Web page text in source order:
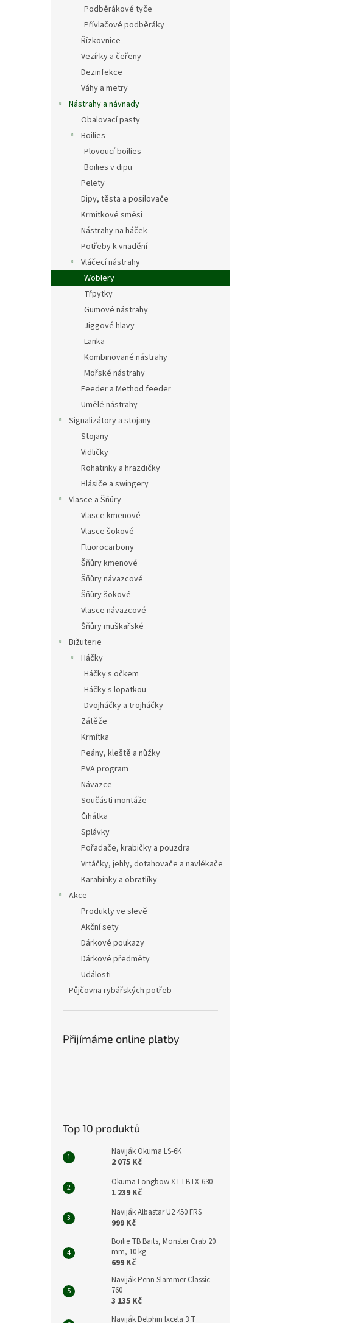
Podběrákové tyče
Přívlačové podběráky
Řízkovnice
Vezírky a čeřeny
Dezinfekce
Váhy a metry
Nástrahy a návnady
Obalovací pasty
Boilies
Plovoucí boilies
Boilies v dipu
Pelety
Dipy, těsta a posilovače
Krmítkové směsi
Nástrahy na háček
Potřeby k vnadění
Vláčecí nástrahy
Woblery
Třpytky
Gumové nástrahy
Jiggové hlavy
Lanka
Kombinované nástrahy
Mořské nástrahy
Feeder a Method feeder
Umělé nástrahy
Signalizátory a stojany
Stojany
Vidličky
Rohatinky a hrazdičky
Hlásiče a swingery
Vlasce a Šňůry
Vlasce kmenové
Vlasce šokové
Fluorocarbony
Šňůry kmenové
Šňůry návazcové
Šňůry šokové
Vlasce návazcové
Šňůry muškařské
Bižuterie
Háčky
Háčky s očkem
Háčky s lopatkou
Dvojháčky a trojháčky
Zátěže
Krmítka
Peány, kleště a nůžky
PVA program
Návazce
Součásti montáže
Čihátka
Splávky
Pořadače, krabičky a pouzdra
Vrtáčky, jehly, dotahovače a navlékače
Karabinky a obratlíky
Akce
Produkty ve slevě
Akční sety
Dárkové poukazy
Dárkové předměty
Události
Půjčovna rybářských potřeb
Přijímáme online platby
Top 10 produktů
Naviják Okuma LS-6K
2 075 Kč
Okuma Longbow XT LBTX-630
1 239 Kč
Naviják Albastar U2 450 FRS
999 Kč
Boilie TB Baits, Monster Crab 20
mm, 10 kg
699 Kč
Naviják Penn Slammer Classic
760
3 135 Kč
Naviják Delphin Ixcela 3 T